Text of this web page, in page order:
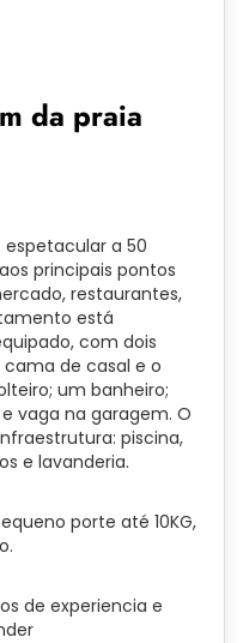
da praia
a 50
principais pontos
restaurantes,
está
com dois
de casal e o
um banheiro;
vaga na garagem. O
piscina,
e lavanderia.
porte até 10KG,
de experiencia e